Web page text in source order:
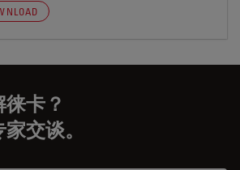
卡？
交谈。